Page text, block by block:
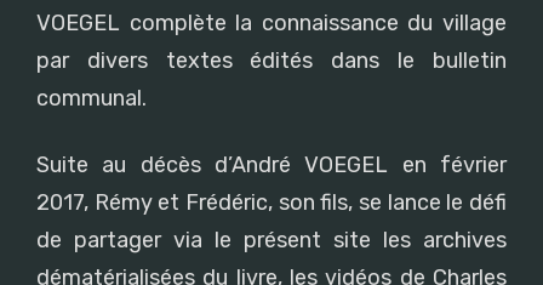
VOEGEL complète la connaissance du village
par divers textes édités dans le bulletin
communal.
Suite au décès d’André VOEGEL en février
2017, Rémy et Frédéric, son fils, se lance le défi
de partager via le présent site les archives
dématérialisées du livre, les vidéos de Charles